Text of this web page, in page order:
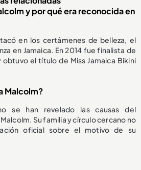
y por qué era reconocida en
en los certámenes de belleza, el
en Jamaica. En 2014 fue finalista de
obtuvo el título de Miss Jamaica Bikini
Malcolm?
se han revelado las causas del
Su familia y círculo cercano no
oficial sobre el motivo de su